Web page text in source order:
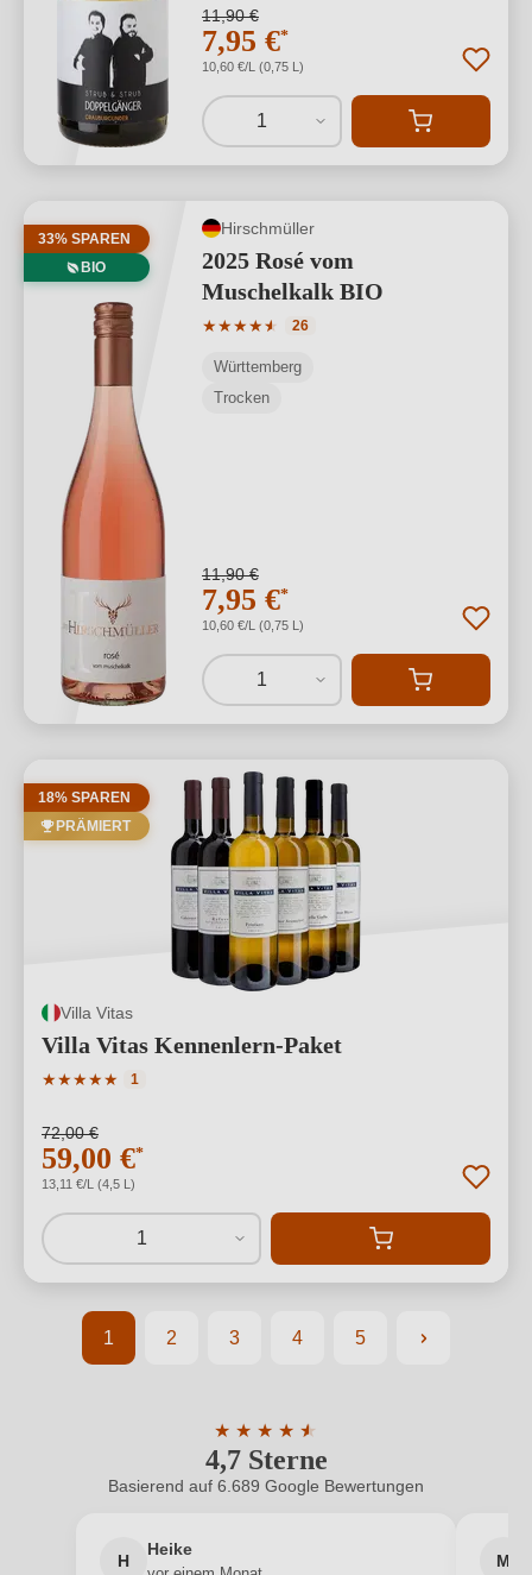
11,90 €
7,95 €*
10,60 €/L (0,75 L)
1
33% SPAREN
BIO
Hirschmüller
2025 Rosé vom
Muschelkalk BIO
★★★★★
★
Durchschnittliche Bewertung von 4.88
26
Württemberg
Trocken
11,90 €
7,95 €*
10,60 €/L (0,75 L)
1
18% SPAREN
PRÄMIERT
Villa Vitas
Villa Vitas Kennenlern-Paket
★★★★★
Durchschnittliche Bewertung von 5 von 5 Sternen
1
72,00 €
59,00 €*
13,11 €/L (4,5 L)
1
Seite
1
Seite
2
Seite
3
Seite
4
Seite
5
4,7 Sterne
★ ★ ★ ★ ★
★
Durchschnittliche Bewertung von 4.7
Basierend auf 6.689 Google Bewertungen
H
Heike
M